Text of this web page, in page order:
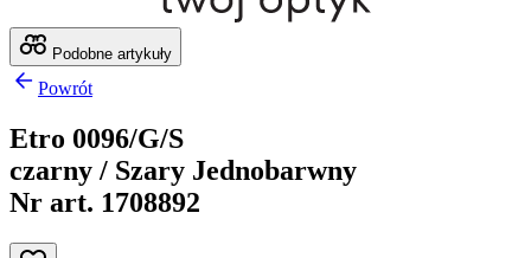
Podobne artykuły
Powrót
Etro 0096/G/S
czarny / Szary Jednobarwny
Nr art. 1708892